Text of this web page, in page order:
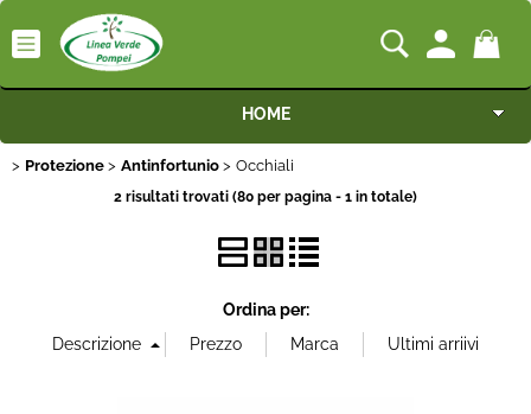
HOME
Macchine
Motocoltivatori
Irrigazione
Protezione Antinfortunio Occhiali
2 risultati trovati (80 per pagina - 1 in totale)
Ordina per: